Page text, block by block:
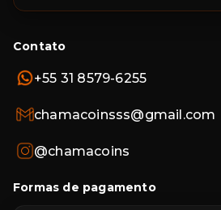
Contato
+55 31 8579-6255
chamacoinsss@gmail.com
@chamacoins
Formas de pagamento